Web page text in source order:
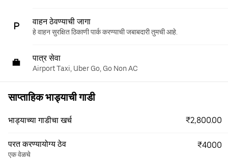
वाहन ठेवण्याची जागा
हे वाहन सुरक्षित ठिकाणी पार्क करण्याची जबाबदारी तुमची आहे.
पात्र सेवा
Airport Taxi, Uber Go, Go Non AC
साप्ताहिक भाड्याची गाडी
भाड्याच्या गाडीचा खर्च ₹2,800.00
परत करण्यायोग्य ठेव
एक वेळचे
₹4000